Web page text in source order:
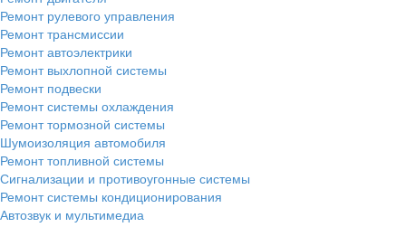
Ремонт рулевого управления
Ремонт трансмиссии
Ремонт автоэлектрики
Ремонт выхлопной системы
Ремонт подвески
Ремонт системы охлаждения
Ремонт тормозной системы
Шумоизоляция автомобиля
Ремонт топливной системы
Сигнализации и противоугонные системы
Ремонт системы кондиционирования
Автозвук и мультимедиа